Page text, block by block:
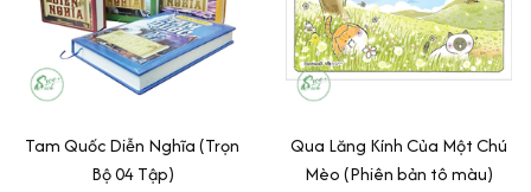
Tam Quốc Diễn Nghĩa (Trọn
Bộ 04 Tập)
Qua Lăng Kính Của Một Chú
Mèo (Phiên bản tô màu)